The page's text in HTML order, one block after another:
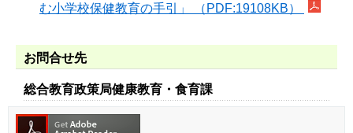
む小学校保健教育の手引」 （PDF:19108KB）
お問合せ先
総合教育政策局健康教育・食育課